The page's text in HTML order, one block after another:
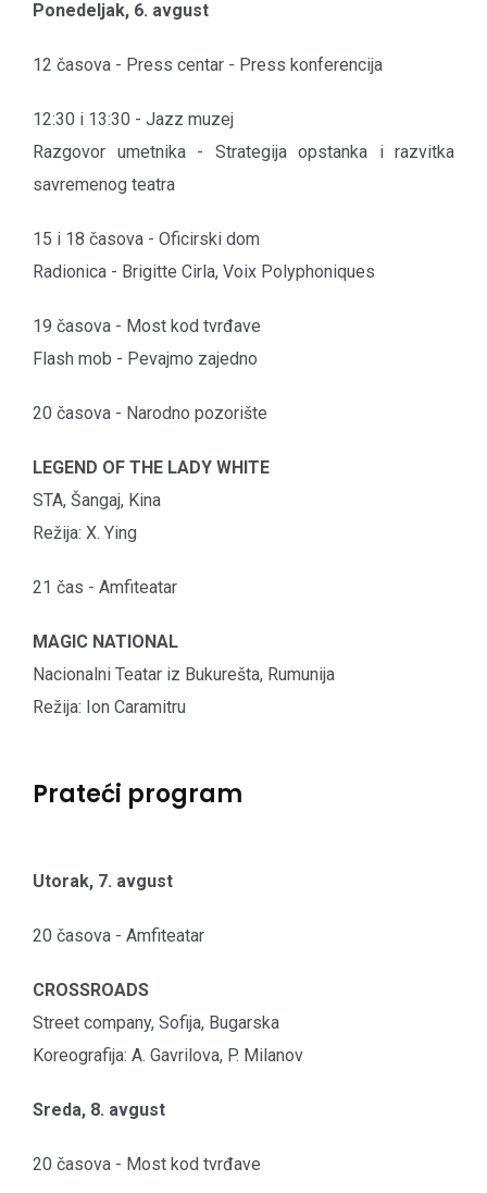
Ponedeljak, 6. avgust
12 časova - Press centar - Press konferencija
12:30 i 13:30 - Jazz muzej
Razgovor umetnika - Strategija opstanka i razvitka
savremenog teatra
15 i 18 časova - Oficirski dom
Radionica - Brigitte Cirla, Voix Polyphoniques
19 časova - Most kod tvrđave
Flash mob - Pevajmo zajedno
20 časova - Narodno pozorište
LEGEND OF THE LADY WHITE
STA, Šangaj, Kina
Režija: X. Ying
21 čas - Amfiteatar
MAGIC NATIONAL
Nacionalni Teatar iz Bukurešta, Rumunija
Režija: Ion Caramitru
Prateći program
Utorak, 7. avgust
20 časova - Amfiteatar
CROSSROADS
Street company, Sofija, Bugarska
Koreografija: A. Gavrilova, P. Milanov
Sreda, 8. avgust
20 časova - Most kod tvrđave